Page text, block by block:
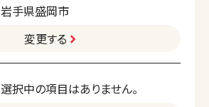
岩手県盛岡市
変更する
選択中の項目はありません。